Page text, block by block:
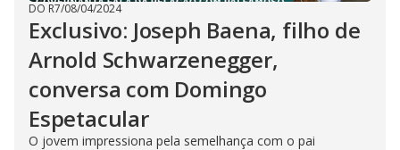
DO R7/08/04/2024
Exclusivo: Joseph Baena, filho de
Arnold Schwarzenegger,
conversa com Domingo
Espetacular
O jovem impressiona pela semelhança com o pai